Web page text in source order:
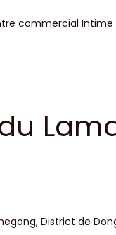
commercial Intime
District de